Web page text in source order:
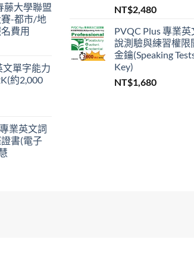
藤大學聯盟
-都市/地
費用
單字能力
約2,000
業英文詞
書(電子
NT$2,480
PVQC Plus 專業英
說測驗與練習權限
金鑰(Speaking
Key)
NT$1,680